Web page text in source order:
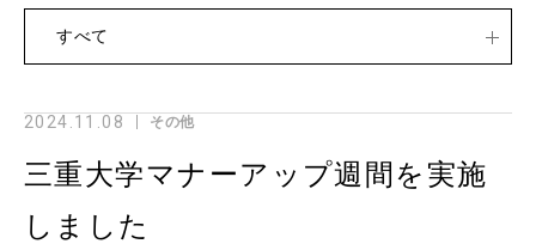
2024.11.08 その他
三重大学マナーアップ週間を実施
しました
すべて